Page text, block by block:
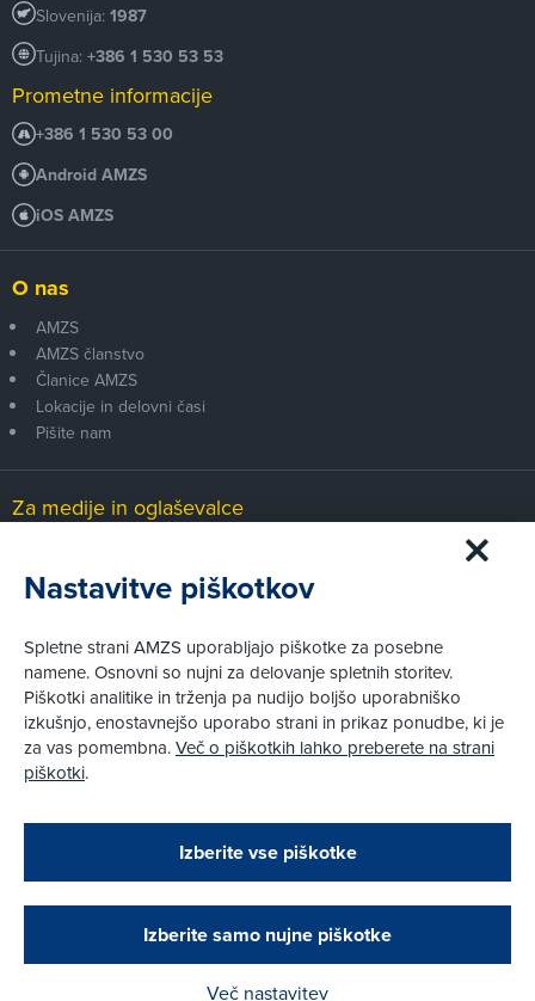
Zapri
Podarjamo vam 10 €!
Obstoječi in novi AMZS člani, ki boste v AMZS
opravili registracijo vozila, boste prejeli
vrednostno darilno kartico z dobroimetjem v višini
Slovenija: 1987
Tujina: +386 1 530 53 53
Prometne informacije
+386 1 530 53 00
Android AMZS
iOS AMZS
O nas
AMZS
AMZS članstvo
Članice AMZS
Lokacije in delovni časi
Pišite nam
Za medije in oglaševalce
Piškotki
Politika zasebnosti
Informacije o obdelavi osebnih podatkov - videonadzor
Pravno obvestilo
Izvensodno reševanje potrošniških sporov
Cenik članstva AMZS
Pri spletni včlanitvi so podprta naslednja plačilna sredstva:
Nastavitve piškotkov
Spletne strani AMZS uporabljajo piškotke za posebne
namene. Osnovni so nujni za delovanje spletnih storitev.
Piškotki analitike in trženja pa nudijo boljšo uporabniško
izkušnjo, enostavnejšo uporabo strani in prikaz ponudbe, ki je
za vas pomembna.Več o piškotkih lahko preberete na strani
piškotki.
Izberite vse piškotke
Izberite samo nujne piškotke
Več nastavitev